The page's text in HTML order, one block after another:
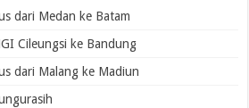
dari Medan ke Batam
Cileungsi ke Bandung
dari Malang ke Madiun